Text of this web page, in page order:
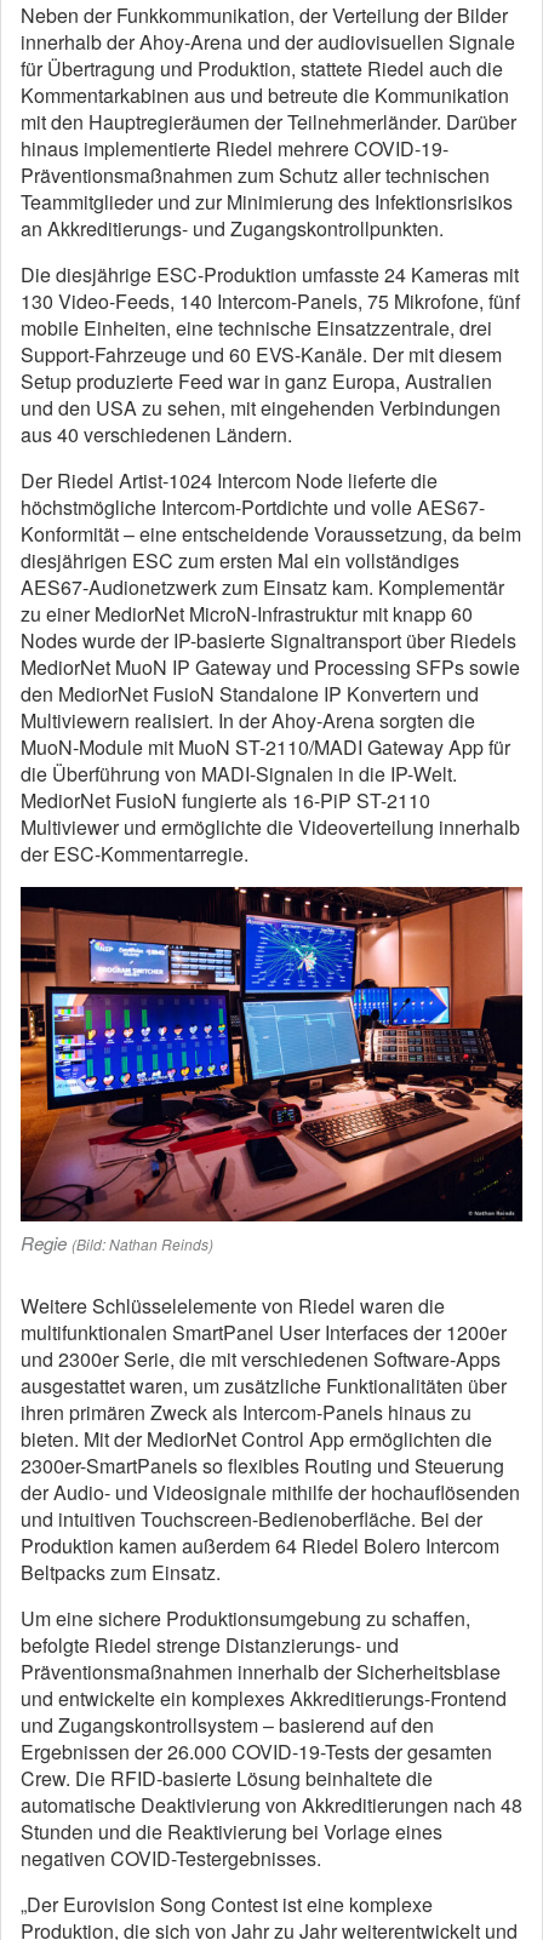
Neben der Funkkommunikation, der Verteilung der Bilder
innerhalb der Ahoy-Arena und der audiovisuellen Signale
für Übertragung und Produktion, stattete Riedel auch die
Kommentarkabinen aus und betreute die Kommunikation
mit den Hauptregieräumen der Teilnehmerländer. Darüber
hinaus implementierte Riedel mehrere COVID-19-
Präventionsmaßnahmen zum Schutz aller technischen
Teammitglieder und zur Minimierung des Infektionsrisikos
an Akkreditierungs- und Zugangskontrollpunkten.
Die diesjährige ESC-Produktion umfasste 24 Kameras mit
130 Video-Feeds, 140 Intercom-Panels, 75 Mikrofone, fünf
mobile Einheiten, eine technische Einsatzzentrale, drei
Support-Fahrzeuge und 60 EVS-Kanäle. Der mit diesem
Setup produzierte Feed war in ganz Europa, Australien
und den USA zu sehen, mit eingehenden Verbindungen
aus 40 verschiedenen Ländern.
Der Riedel Artist-1024 Intercom Node lieferte die
höchstmögliche Intercom-Portdichte und volle AES67-
Konformität – eine entscheidende Voraussetzung, da beim
diesjährigen ESC zum ersten Mal ein vollständiges
AES67-Audionetzwerk zum Einsatz kam. Komplementär
zu einer MediorNet MicroN-Infrastruktur mit knapp 60
Nodes wurde der IP-basierte Signaltransport über Riedels
MediorNet MuoN IP Gateway und Processing SFPs sowie
den MediorNet FusioN Standalone IP Konvertern und
Multiviewern realisiert. In der Ahoy-Arena sorgten die
MuoN-Module mit MuoN ST-2110/MADI Gateway App für
die Überführung von MADI-Signalen in die IP-Welt.
MediorNet FusioN fungierte als 16-PiP ST-2110
Multiviewer und ermöglichte die Videoverteilung innerhalb
der ESC-Kommentarregie.
Regie (Bild: Nathan Reinds)
Weitere Schlüsselelemente von Riedel waren die
multifunktionalen SmartPanel User Interfaces der 1200er
und 2300er Serie, die mit verschiedenen Software-Apps
ausgestattet waren, um zusätzliche Funktionalitäten über
ihren primären Zweck als Intercom-Panels hinaus zu
bieten. Mit der MediorNet Control App ermöglichten die
2300er-SmartPanels so flexibles Routing und Steuerung
der Audio- und Videosignale mithilfe der hochauflösenden
und intuitiven Touchscreen-Bedienoberfläche. Bei der
Produktion kamen außerdem 64 Riedel Bolero Intercom
Beltpacks zum Einsatz.
Um eine sichere Produktionsumgebung zu schaffen,
befolgte Riedel strenge Distanzierungs- und
Präventionsmaßnahmen innerhalb der Sicherheitsblase
und entwickelte ein komplexes Akkreditierungs-Frontend
und Zugangskontrollsystem – basierend auf den
Ergebnissen der 26.000 COVID-19-Tests der gesamten
Crew. Die RFID-basierte Lösung beinhaltete die
automatische Deaktivierung von Akkreditierungen nach 48
Stunden und die Reaktivierung bei Vorlage eines
negativen COVID-Testergebnisses.
„Der Eurovision Song Contest ist eine komplexe
Produktion, die sich von Jahr zu Jahr weiterentwickelt und